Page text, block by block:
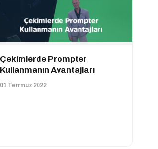
Çekimlerde Prompter
Kullanmanın Avantajları
01 Temmuz 2022